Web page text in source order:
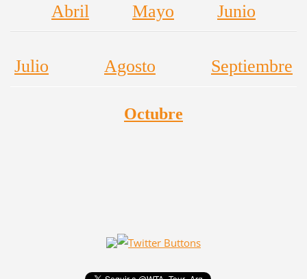
Abril Mayo Junio
Julio Agosto Septiembre
Octubre